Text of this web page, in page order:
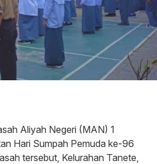
Aliyah Negeri (MAN) 1
Hari Sumpah Pemuda ke-96
tersebut, Kelurahan Tanete,